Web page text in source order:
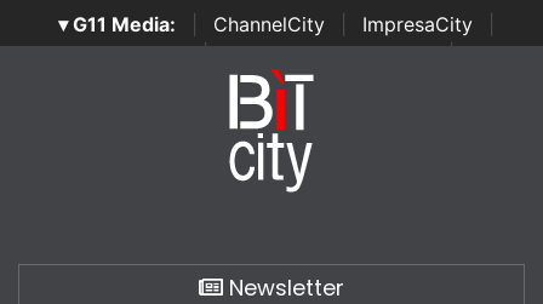
▾ G11 Media: ChannelCity ImpresaCity
SecurityOpenLab | Italian Channel Awards | Italian
Italian Security Awards
Newsletter